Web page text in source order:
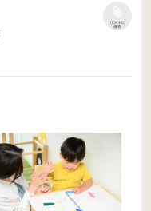
リストに
保存